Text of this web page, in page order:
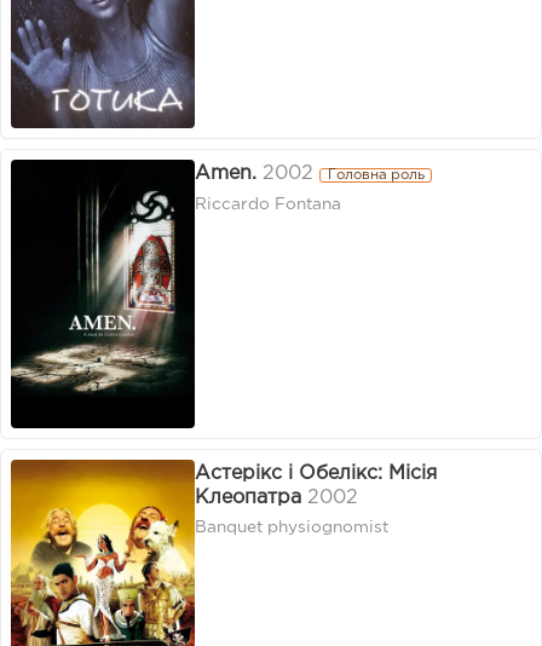
Amen. 2002 Головна роль
Riccardo Fontana
Астерікс і Обелікс: Місія
Клеопатра 2002
Banquet physiognomist